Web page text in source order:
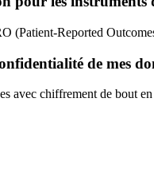
(Patient-Reported
de mes
avec chiffrement de bout